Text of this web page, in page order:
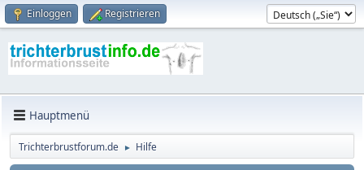
Einloggen Registrieren
Hauptmenü
Trichterbrustforum.de ► Hilfe